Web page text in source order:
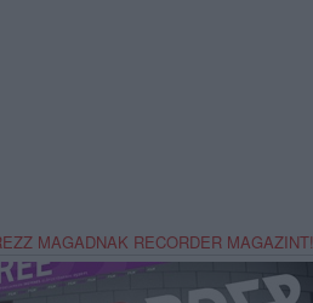
MAGADNAK RECORDER MAGAZINT!